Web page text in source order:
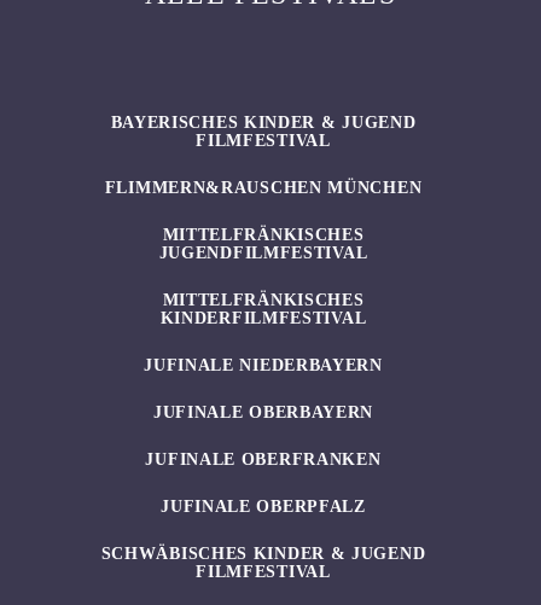
BAYERISCHES KINDER & JUGEND
FILMFESTIVAL
FLIMMERN&RAUSCHEN MÜNCHEN
MITTELFRÄNKISCHES
JUGENDFILMFESTIVAL
MITTELFRÄNKISCHES
KINDERFILMFESTIVAL
JUFINALE NIEDERBAYERN
JUFINALE OBERBAYERN
JUFINALE OBERFRANKEN
JUFINALE OBERPFALZ
SCHWÄBISCHES KINDER & JUGEND
FILMFESTIVAL